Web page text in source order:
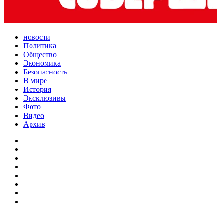
новости
Политика
Общество
Экономика
Безопасность
В мире
История
Эксклюзивы
Фото
Видео
Архив